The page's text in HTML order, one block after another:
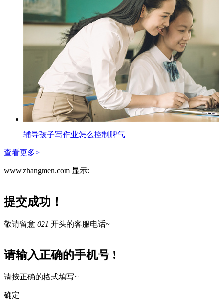
辅导孩子写作业怎么控制脾气
查看更多>
www.zhangmen.com 显示:
提交成功！
敬请留意 021 开头的客服电话~
请输入正确的手机号 !
请按正确的格式填写~
确定